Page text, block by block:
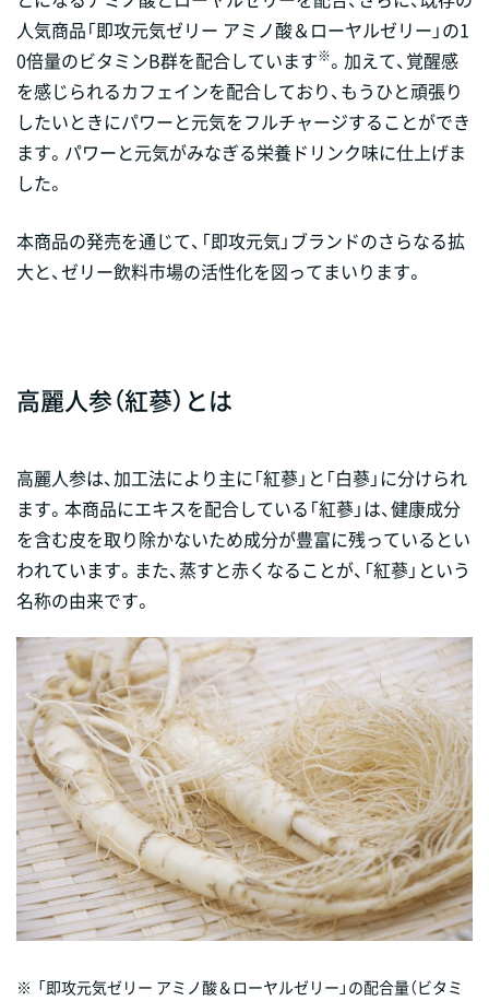
人気商品「即攻元気ゼリー アミノ酸＆ローヤルゼリー」の1
0倍量のビタミンB群を配合しています※。加えて、覚醒感
を感じられるカフェインを配合しており、もうひと頑張り
したいときにパワーと元気をフルチャージすることができ
ます。パワーと元気がみなぎる栄養ドリンク味に仕上げま
した。
本商品の発売を通じて、「即攻元気」ブランドのさらなる拡
大と、ゼリー飲料市場の活性化を図ってまいります。
高麗人参（紅蔘）とは
高麗人参は、加工法により主に「紅蔘」と「白蔘」に分けられ
ます。本商品にエキスを配合している「紅蔘」は、健康成分
を含む皮を取り除かないため成分が豊富に残っているとい
われています。また、蒸すと赤くなることが、「紅蔘」という
名称の由来です。
※ 「即攻元気ゼリー アミノ酸＆ローヤルゼリー」の配合量（ビタミ